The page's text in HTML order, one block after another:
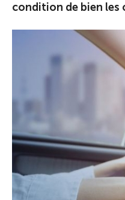
condition de bien les